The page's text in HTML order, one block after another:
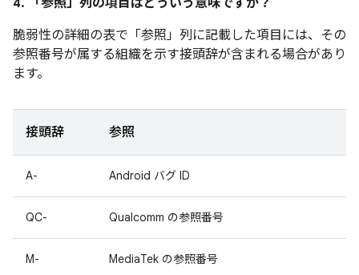
4. 「参照」 列の項目はどういう意味ですか？
脆弱性の詳細の表で「参照」 列に記載した項目には、その
参照番号が属する組織を示す接頭辞が含まれる場合があり
ます。
接頭辞 参照
A- Android バグ ID
QC- Qualcomm の参照番号
M- MediaTek の参照番号